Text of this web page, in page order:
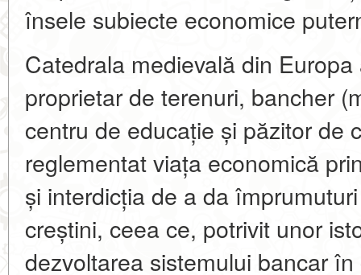
însele subiecte economice
Catedrala medievală din
proprietar de terenuri, bancher
centru de educație și păzitor de
reglementat viața economică
și interdicția de a da
creștini, ceea ce, potrivit unor
dezvoltarea sistemului bancar